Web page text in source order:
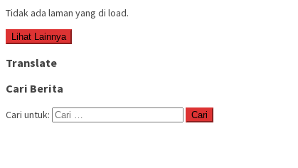
Tidak ada laman yang di load.
Lihat Lainnya
Translate
Cari Berita
Cari untuk: